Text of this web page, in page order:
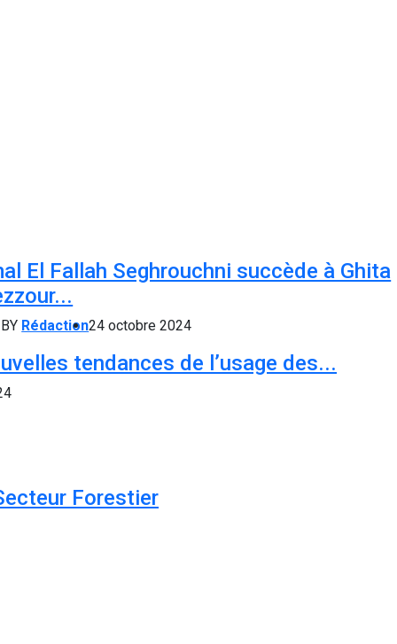
El Fallah Seghrouchni succède à Ghita
BY Rédaction24 octobre 2024
tendances de l’usage des...
Forestier